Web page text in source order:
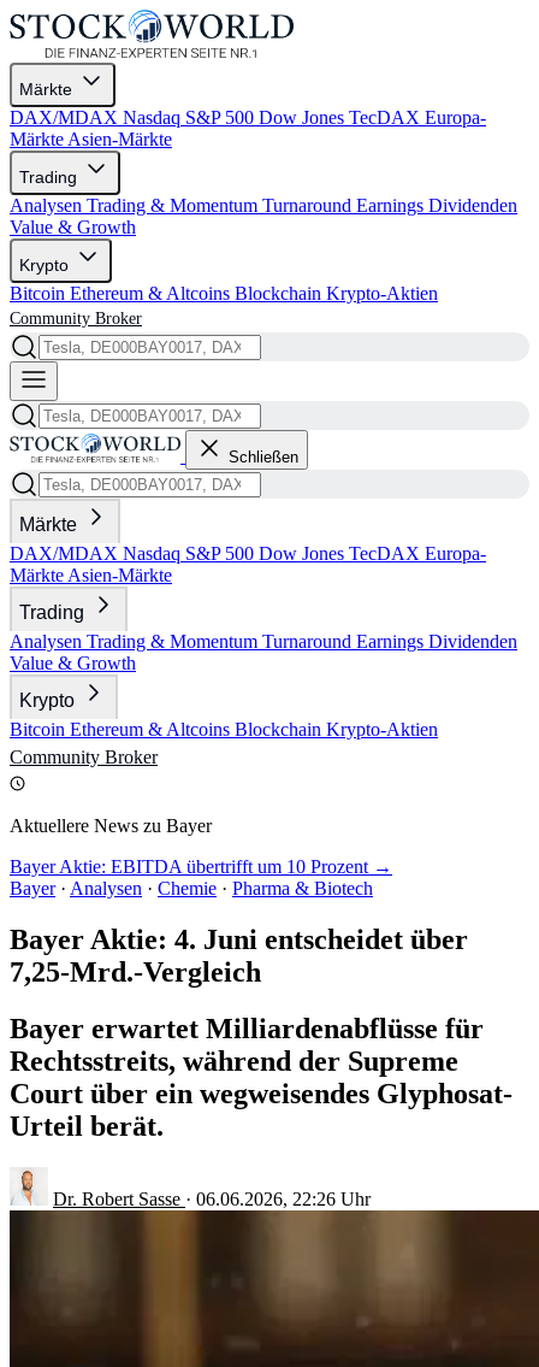
Märkte
DAX/MDAX Nasdaq S&P 500 Dow Jones TecDAX Europa-
Märkte Asien-Märkte
Trading
Analysen Trading & Momentum Turnaround Earnings Dividenden
Value & Growth
Krypto
Bitcoin Ethereum & Altcoins Blockchain Krypto-Aktien
Community Broker
Schließen
Märkte
DAX/MDAX Nasdaq S&P 500 Dow Jones TecDAX Europa-
Märkte Asien-Märkte
Trading
Analysen Trading & Momentum Turnaround Earnings Dividenden
Value & Growth
Krypto
Bitcoin Ethereum & Altcoins Blockchain Krypto-Aktien
Community Broker
Aktuellere News zu Bayer
Bayer Aktie: EBITDA übertrifft um 10 Prozent →
Bayer · Analysen · Chemie · Pharma & Biotech
Bayer Aktie: 4. Juni entscheidet über
7,25-Mrd.-Vergleich
Bayer erwartet Milliardenabflüsse für
Rechtsstreits, während der Supreme
Court über ein wegweisendes Glyphosat-
Urteil berät.
Dr. Robert Sasse · 06.06.2026, 22:26 Uhr